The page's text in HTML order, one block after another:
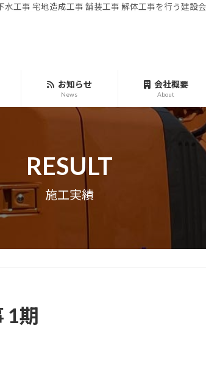
水工事 宅地造成工事 舗装工事 解体工事を行う建設
お知らせ
News
会社概要
About
RESULT
施工実績
1期